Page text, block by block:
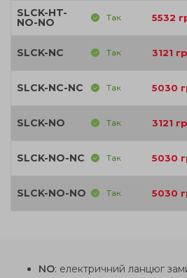
SLCK-HT-
NO-NO Так 5532
SLCK-NC Так 3121
SLCK-NC-NC Так 5030
SLCK-NO Так 3121
SLCK-NO-NC Так 5030
SLCK-NO-NO Так 5030
NO: електричний ланцюг